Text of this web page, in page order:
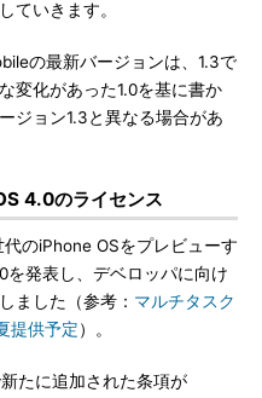
ていきます。
の最新バージョンは、1.3で
変化があった1.0を基に書か
ジョン1.3と異なる場合があ
4.0のライセンス
のiPhone OSをプレビューす
発表し、デベロッパに向け
ました（参考： マルチタスク
提供予定）。
たに追加された条項が